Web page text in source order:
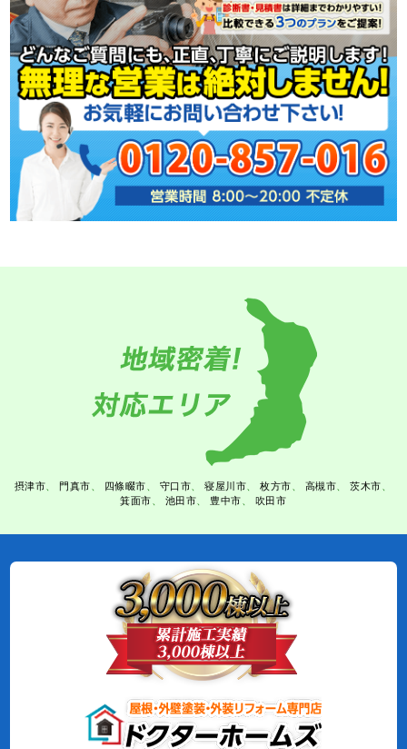
摂津市 門真市 四條畷市 守口市 寝屋川市 枚方市 高槻市
茨木市
箕面市
池田市 豊中市 吹田市